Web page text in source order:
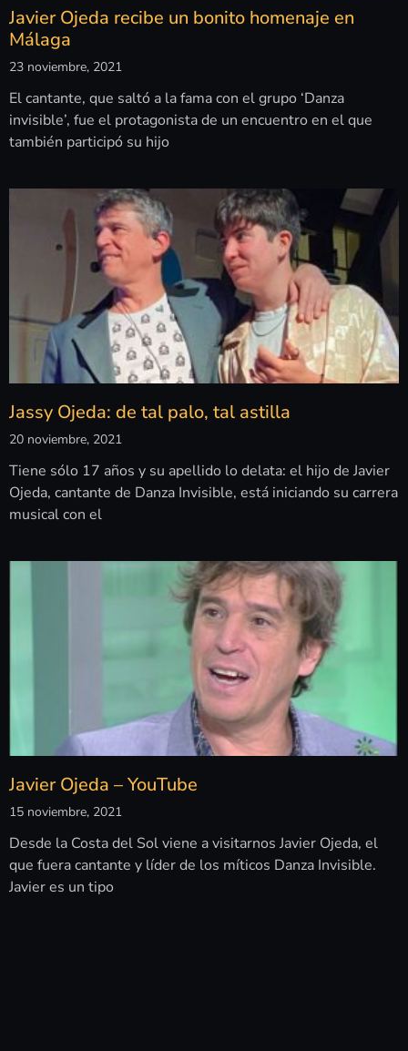
Javier Ojeda recibe un bonito homenaje en
Málaga
23 noviembre, 2021
El cantante, que saltó a la fama con el grupo ‘Danza
invisible’, fue el protagonista de un encuentro en el que
también participó su hijo
Jassy Ojeda: de tal palo, tal astilla
20 noviembre, 2021
Tiene sólo 17 años y su apellido lo delata: el hijo de Javier
Ojeda, cantante de Danza Invisible, está iniciando su carrera
musical con el
Javier Ojeda – YouTube
15 noviembre, 2021
Desde la Costa del Sol viene a visitarnos Javier Ojeda, el
que fuera cantante y líder de los míticos Danza Invisible.
Javier es un tipo